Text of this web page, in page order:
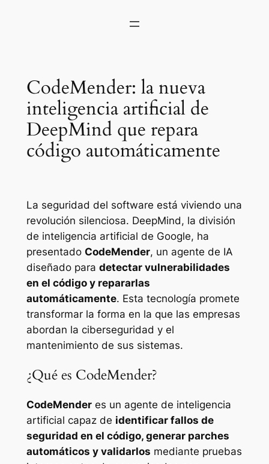
CodeMender: la nueva
inteligencia artificial de
DeepMind que repara
código automáticamente
La seguridad del software está viviendo una
revolución silenciosa. DeepMind, la división
de inteligencia artificial de Google, ha
presentado CodeMender, un agente de IA
diseñado para detectar vulnerabilidades
en el código y repararlas
automáticamente. Esta tecnología promete
transformar la forma en la que las empresas
abordan la ciberseguridad y el
mantenimiento de sus sistemas.
¿Qué es CodeMender?
CodeMenderes un agente de inteligencia
artificial capaz de identificar fallos de
seguridad en el código, generar parches
automáticos y validarlos mediante pruebas